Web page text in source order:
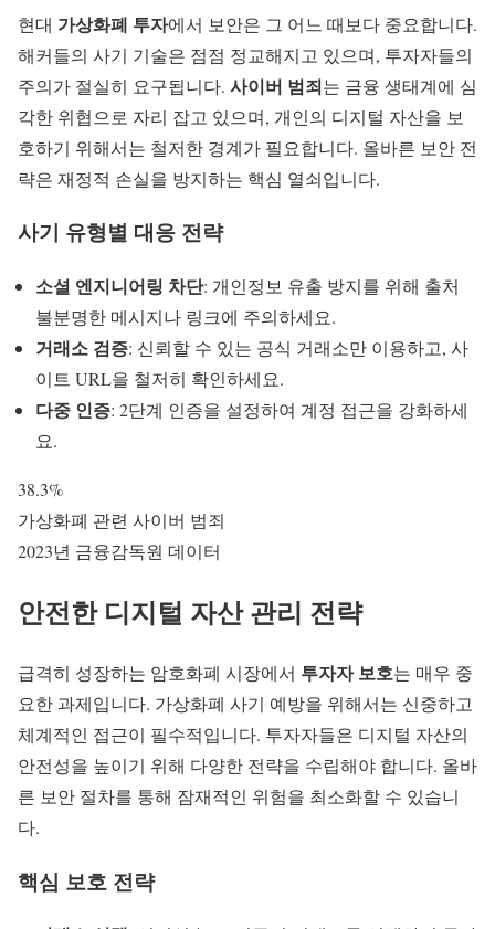
현대 가상화폐 투자에서 보안은 그 어느 때보다 중요합니다.
해커들의 사기 기술은 점점 정교해지고 있으며, 투자자들의
주의가 절실히 요구됩니다. 사이버 범죄는 금융 생태계에 심
각한 위협으로 자리 잡고 있으며, 개인의 디지털 자산을 보
호하기 위해서는 철저한 경계가 필요합니다. 올바른 보안 전
략은 재정적 손실을 방지하는 핵심 열쇠입니다.
사기 유형별 대응 전략
소셜 엔지니어링 차단: 개인정보 유출 방지를 위해 출처
불분명한 메시지나 링크에 주의하세요.
거래소 검증: 신뢰할 수 있는 공식 거래소만 이용하고, 사
이트 URL을 철저히 확인하세요.
다중 인증: 2단계 인증을 설정하여 계정 접근을 강화하세
요.
38.3%
가상화폐 관련 사이버 범죄
2023년 금융감독원 데이터
안전한 디지털 자산 관리 전략
급격히 성장하는 암호화폐 시장에서 투자자 보호는 매우 중
요한 과제입니다. 가상화폐 사기 예방을 위해서는 신중하고
체계적인 접근이 필수적입니다. 투자자들은 디지털 자산의
안전성을 높이기 위해 다양한 전략을 수립해야 합니다. 올바
른 보안 절차를 통해 잠재적인 위험을 최소화할 수 있습니
다.
핵심 보호 전략